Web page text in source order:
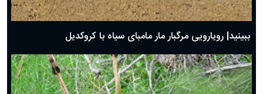
ببینید| رویارویی مرگبار مار مامبای سیاه با کروکدیل